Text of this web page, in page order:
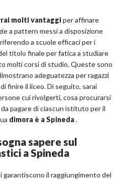
molti vantaggiper affinare
a pattern messi a disposizione
a scuole efficaci per i
titolo finale per fatica a studiare
molti corsi di studio. Queste sono
adeguatezza per ragazzi
finire il liceo. Di seguito, sarai
cui rivolgerti, cosa procurarsi
pagare di ciascun istituto per il
dimora è a Spineda.
sapere sul
a Spineda
garantiscono il raggiungimento del